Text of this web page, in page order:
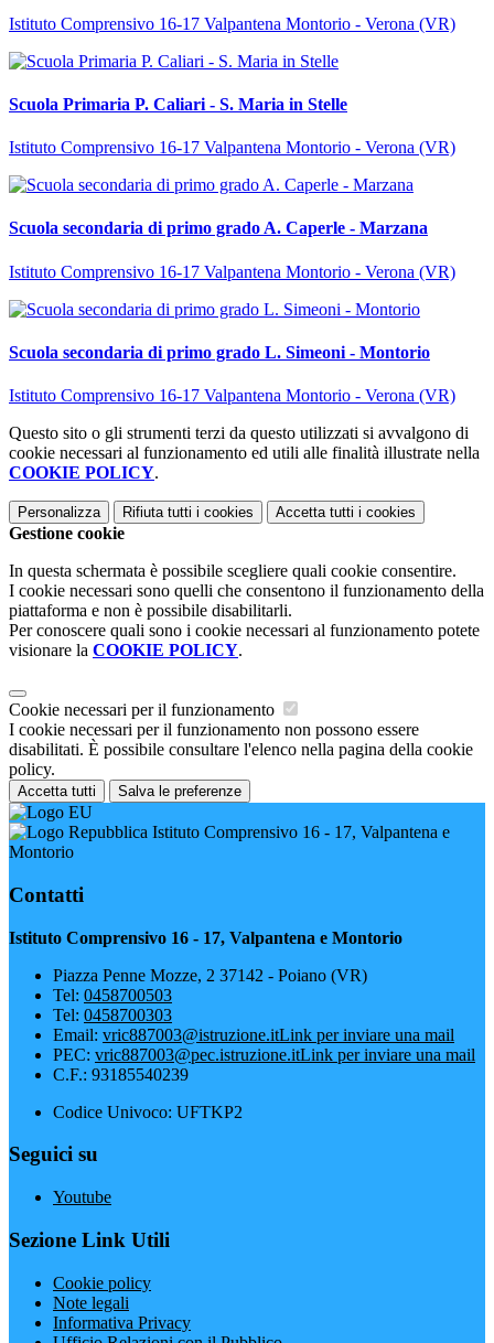
Istituto Comprensivo 16-17 Valpantena Montorio - Verona (VR)
Scuola Primaria P. Caliari - S. Maria in Stelle
Istituto Comprensivo 16-17 Valpantena Montorio - Verona (VR)
Scuola secondaria di primo grado A. Caperle - Marzana
Istituto Comprensivo 16-17 Valpantena Montorio - Verona (VR)
Scuola secondaria di primo grado L. Simeoni - Montorio
Istituto Comprensivo 16-17 Valpantena Montorio - Verona (VR)
Questo sito o gli strumenti terzi da questo utilizzati si avvalgono di
cookie necessari al funzionamento ed utili alle finalità illustrate nella
COOKIE POLICY.
Personalizza Rifiuta tutti i cookies Accetta tutti i cookies
Gestione cookie
In questa schermata è possibile scegliere quali cookie consentire.
I cookie necessari sono quelli che consentono il funzionamento della
piattaforma e non è possibile disabilitarli.
Per conoscere quali sono i cookie necessari al funzionamento potete
visionare la COOKIE POLICY.
Cookie necessari per il funzionamento
I cookie necessari per il funzionamento non possono essere
disabilitati. È possibile consultare l'elenco nella pagina della cookie
policy.
Accetta tutti Salva le preferenze
Istituto Comprensivo 16 - 17, Valpantena e
Montorio
Contatti
Istituto Comprensivo 16 - 17, Valpantena e Montorio
Piazza Penne Mozze, 2 37142 - Poiano (VR)
Tel: 0458700503
Tel: 0458700303
Email: vric887003@istruzione.itLink per inviare una mail
PEC: vric887003@pec.istruzione.itLink per inviare una mail
C.F.: 93185540239
Codice Univoco: UFTKP2
Seguici su
Youtube
Sezione Link Utili
Cookie policy
Note legali
Informativa Privacy